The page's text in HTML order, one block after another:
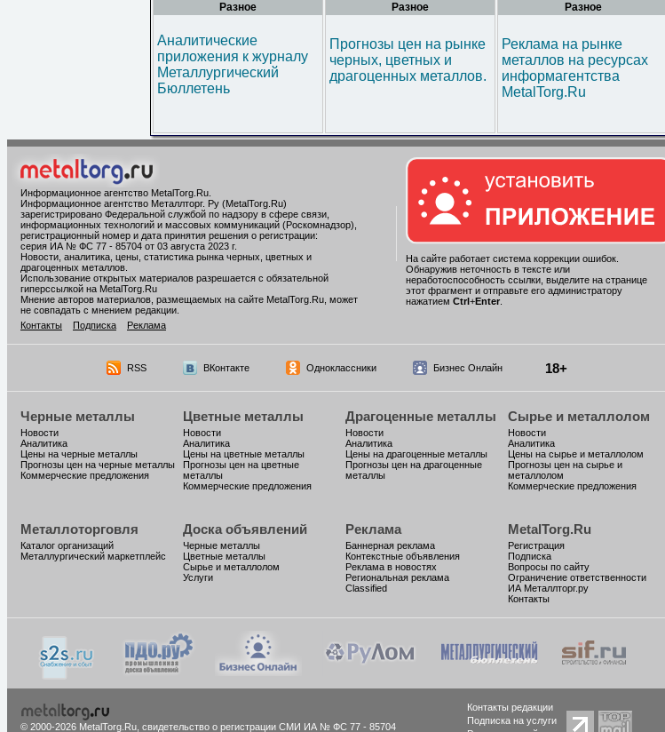
Разное
Аналитические
приложения к журналу
Металлургический
Бюллетень
Разное
Прогнозы цен на рынке
черных, цветных и
драгоценных металлов.
Разное
Реклама на рынке
металлов на ресурсах
информагентства
MetalTorg.Ru
Информационное агентство MetalTorg.Ru
Информационное агентство Металлторг. Ру (MetalTorg.Ru)
зарегистрировано Федеральной службой по надзору в сфере связи,
информационных технологий и массовых коммуникаций (Роскомнадзор),
регистрационный номер и дата принятия решения о регистрации:
серия ИА № ФС 77 - 85704 от 03 августа 2023 г.
Новости, аналитика, цены, статистика рынка черных, цветных и
драгоценных металлов.
Использование открытых материалов разрешается с обязательной
гиперссылкой на MetalTorg.Ru
Мнение авторов материалов, размещаемых на сайте MetalTorg.Ru, может
не совпадать с мнением редакции.
Контакты
Подписка Реклама
На сайте работает система коррекции ошибок.
Обнаружив неточность в тексте или
неработоспособность ссылки, выделите на странице
этот фрагмент и отправьте его администратору
нажатием Ctrl +Enter.
RSS ВКонтакте Одноклассники Бизнес Онлайн 18+
Черные металлы
Новости
Аналитика
Цены на черные металлы
Прогнозы цен на черные металлы
Коммерческие предложения
Цветные металлы
Новости
Аналитика
Цены на цветные металлы
Прогнозы цен на цветные
металлы
Коммерческие предложения
Драгоценные металлы
Новости
Аналитика
Цены на драгоценные металлы
Прогнозы цен на драгоценные
металлы
Сырье и металлолом
Новости
Аналитика
Цены на сырье и металлолом
Прогнозы цен на сырье и
металлолом
Коммерческие предложения
Металлоторговля
Каталог организаций
Металлургический маркетплейс
Доска объявлений
Черные металлы
Цветные металлы
Сырье и металлолом
Услуги
Реклама
Баннерная реклама
Контекстные объявления
Реклама в новостях
Региональная реклама
Classified
MetalTorg.Ru
Регистрация
Подписка
Вопросы по сайту
Ограничение ответственности
ИА Металлторг.ру
Контакты
© 2000-2026 MetalTorg.Ru, cвидетельство о регистрации СМИ ИА № ФС 77 - 85704
Контакты редакции
Подписка на услуги